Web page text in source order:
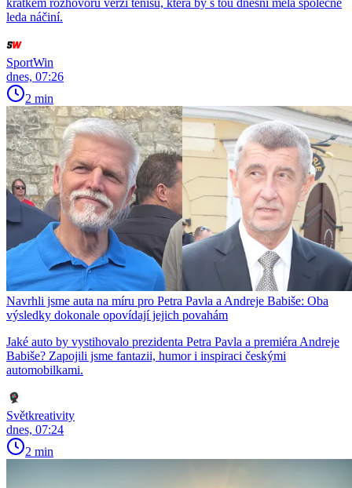
krátkém rozhovoru verzi tenisu, která by s tou dnešní měla společné
leda náčiní.
SportWin
dnes, 07:26
2 min
Navrhli jsme auta na míru pro Petra Pavla a Andreje Babiše: Oba
výsledky dokonale opovídají jejich povahám
Jaké auto by vystihovalo prezidenta Petra Pavla a premiéra Andreje
Babiše? Zapojili jsme fantazii, humor i inspiraci českými
automobilkami.
Světkreativity
dnes, 07:24
2 min